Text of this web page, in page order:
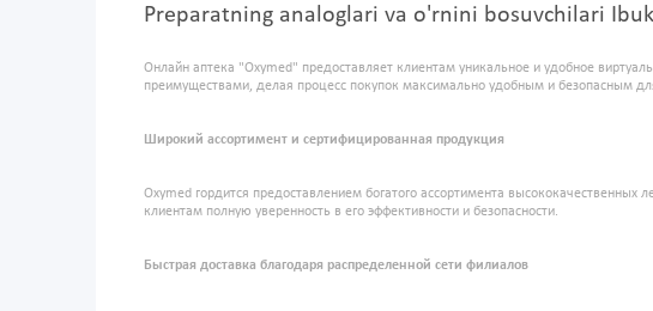
Preparatning analoglari va o'rnini bosuvchilari
Онлайн аптека "Oxymed" предоставляет клиентам уникальное и удобное
преимуществами, делая процесс покупок максимально удобным и безопасным
Широкий ассортимент и сертифицированная продукция
Oxymed гордится предоставлением богатого ассортимента
клиентам полную уверенность в его эффективности и безопасности.
Быстрая доставка благодаря распределенной сети филиалов